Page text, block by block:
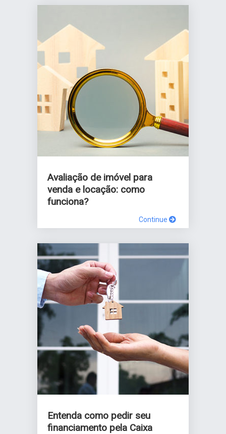
Avaliação de imóvel para
venda e locação: como
funciona?
Continue
Entenda como pedir seu
financiamento pela Caixa